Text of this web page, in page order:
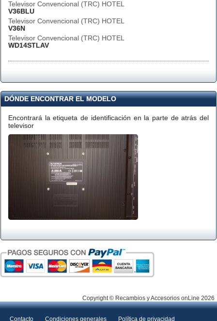
Televisor Convencional (TRC) HOTEL
V36BLU
Televisor Convencional (TRC) HOTEL
V36N
Televisor Convencional (TRC) HOTEL
WD14STLAV
DÓNDE ENCONTRAR EL MODELO
Encontrará la etiqueta de identificación en la parte de atrás del
televisor
Copyright © Recambios y Accesorios onLine 2026
Contacto Condiciones generales Política de privacidad